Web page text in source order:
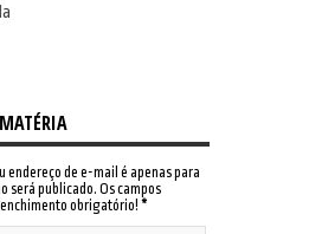
endereço de e-mail é apenas para
será publicado. Os campos
obrigatório! *